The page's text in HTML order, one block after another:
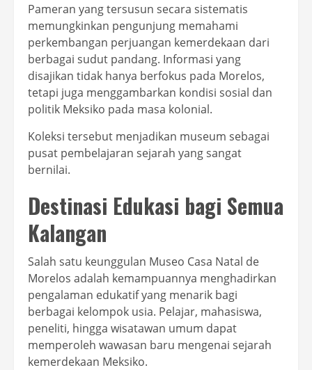
Pameran yang tersusun secara sistematis
memungkinkan pengunjung memahami
perkembangan perjuangan kemerdekaan dari
berbagai sudut pandang. Informasi yang
disajikan tidak hanya berfokus pada Morelos,
tetapi juga menggambarkan kondisi sosial dan
politik Meksiko pada masa kolonial.
Koleksi tersebut menjadikan museum sebagai
pusat pembelajaran sejarah yang sangat
bernilai.
Destinasi Edukasi bagi Semua
Kalangan
Salah satu keunggulan Museo Casa Natal de
Morelos adalah kemampuannya menghadirkan
pengalaman edukatif yang menarik bagi
berbagai kelompok usia. Pelajar, mahasiswa,
peneliti, hingga wisatawan umum dapat
memperoleh wawasan baru mengenai sejarah
kemerdekaan Meksiko.